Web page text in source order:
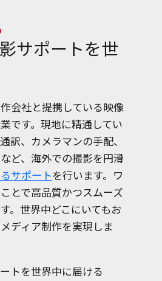
サポートを世
会社と提携している映像
です。現地に精通してい
訳、カメラマンの手配、
ど、海外での撮影を円滑
サポートを行います。ワ
とで高品質かつスムーズ
。世界中どこにいてもお
ディア制作を実現しま